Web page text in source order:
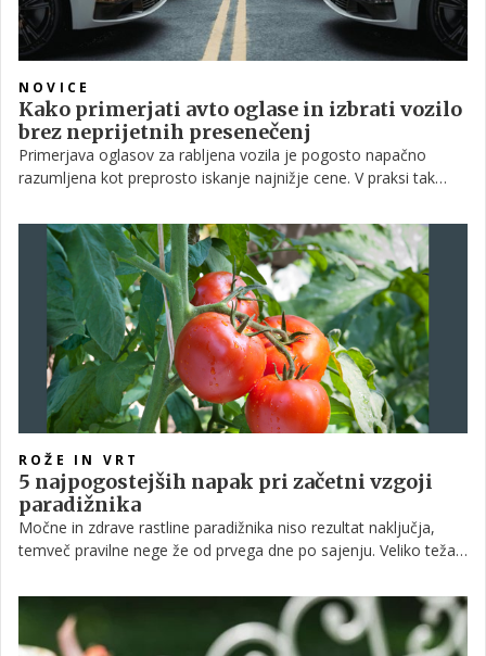
NOVICE
Kako primerjati avto oglase in izbrati vozilo
brez neprijetnih presenečenj
Primerjava oglasov za rabljena vozila je pogosto napačno
razumljena kot preprosto iskanje najnižje cene. V praksi tak
vprašanje ni, kateri avto je najcenejši, ampak kateri ponuja
najboljše razmerje med ceno, stanjem in tveganjem.V
nadaljevanju je predstavljen sistematičen pristop, ki ga lahko
strokovna javnost uporablja pri analizi vsakega oglasa.
ROŽE IN VRT
5 najpogostejših napak pri začetni vzgoji
paradižnika
Močne in zdrave rastline paradižnika niso rezultat naključja,
temveč pravilne nege že od prvega dne po sajenju. Veliko težav,
– je pogosto posledica napak, ki jih naredimo že spomladi.